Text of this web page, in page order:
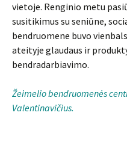
vietoje. Renginio metu
susitikimus su seniūne,
bendruomene buvo
ateityje glaudaus ir
bendradarbiavimo.
Žeimelio bendruomenės
Valentinavičius.